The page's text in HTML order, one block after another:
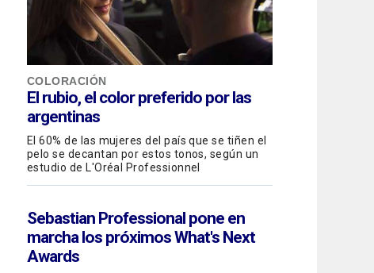
COLORACIÓN
El rubio, el color preferido por las
argentinas
El 60% de las mujeres del país que se tiñen el
pelo se decantan por estos tonos, según un
estudio de L'Oréal Professionnel
Sebastian Professional pone en
marcha los próximos What's Next
Awards